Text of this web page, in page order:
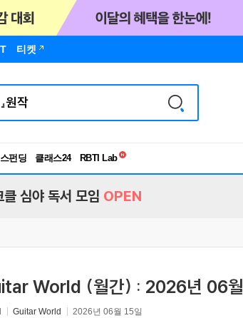
티켓
펀딩 클래스24
독서유형검사
클 심야 독서 모임 OPEN
World (월간) : 2026년 06월
Guitar World 2026년 06월 15일